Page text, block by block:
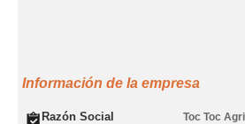
Información de la empresa
Razón Social Toc Toc